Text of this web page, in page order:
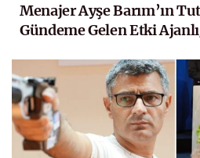
Menajer Ayşe Barım’ın
Gündeme Gelen Etki